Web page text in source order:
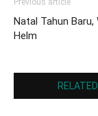
Natal Tahun Baru,
Helm